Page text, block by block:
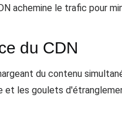
achemine le trafic pour
du CDN
du contenu
et les goulets